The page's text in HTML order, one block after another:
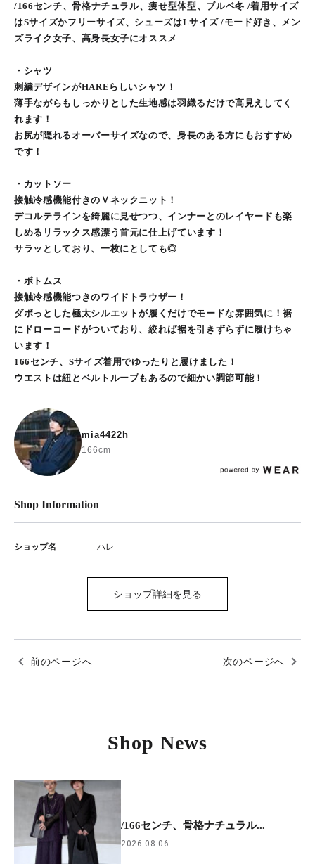
/166センチ、骨格ナチュラル、痩せ型体型、ブルベ冬 /着用サイズ
はSサイズかフリーサイズ、シューズはLサイズ /モード好き、メン
ズライク女子、高身長女子にオススメ
・シャツ
刺繍デザインがHAREらしいシャツ！
薄手ながらもしっかりとした生地感は羽織るだけで高見えしてく
れます！
お尻が隠れるオーバーサイズなので、身長のある方にもおすすめ
です！
・カットソー
接触冷感機能付きのＶネックニット！
デコルテラインを綺麗に見せつつ、インナーとのレイヤードも楽
しめるリラックス感漂う首元に仕上げています！
サラッとしており、一枚にとしても◎
・ボトムス
接触冷感機能つきのワイドトラウザー！
ダボっとした極太シルエットが履くだけでモードな雰囲気に！裾
にドローコードがついており、絞れば裾を引きずらずに履けちゃ
います！
166センチ、Sサイズ着用でゆったりと履けました！
ウエストは紐とベルトループもあるので細かい調節可能！
mia4422h
166cm
Shop Information
ショップ名 ハレ
ショップ詳細を見る
前のページへ 次のページへ
Shop News
/166センチ、骨格ナチュラル...
2026.08.06